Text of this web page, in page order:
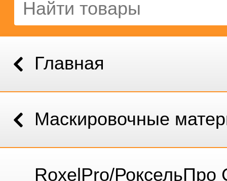
Главная
Маскировочные
RoxelPro/РоксельПро